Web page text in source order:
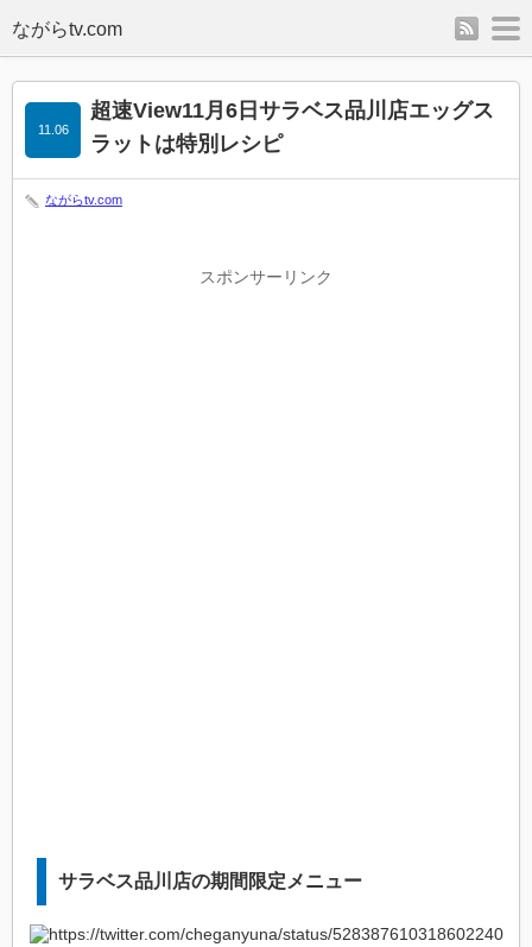
rss
超速View11月6日サラベス品川店エッグス
ラットは特別レシピ
11.06
ながらtv.com
スポンサーリンク
サラベス品川店の期間限定メニュー